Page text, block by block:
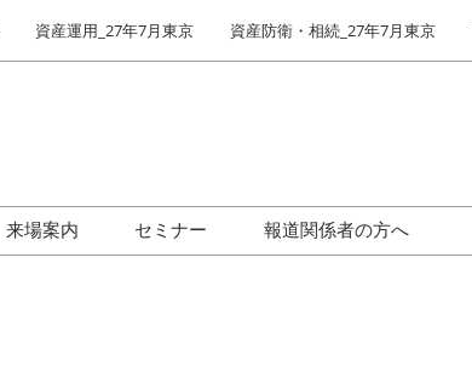
資産運用_27年7月東京 資産防衛・相続_27年7月東京
来場案内
セミナー
報道関係者の方へ